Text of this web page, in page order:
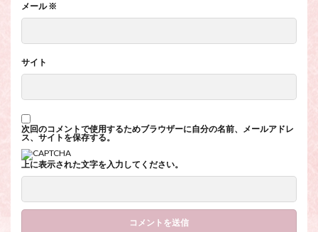
メール※
サイト
次回のコメントで使用するためブラウザーに自分の名前、メールアドレ
ス、サイトを保存する。
上に表示された文字を入力してください。